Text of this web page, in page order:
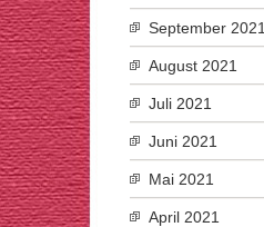
September 2021
August 2021
Juli 2021
Juni 2021
Mai 2021
April 2021